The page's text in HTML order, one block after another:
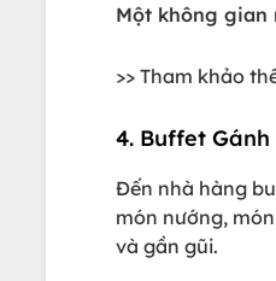
Một không gian
>> Tham khảo
4. Buffet
Đến nhà hàng
món nướng,
và gần gũi.